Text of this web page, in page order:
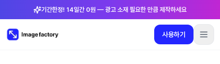
기간한정! 14일간 0원 — 광고 소재 필요한 만큼 제작하세요
사용하기 플러그인 🇰🇷 한국어
사용하기